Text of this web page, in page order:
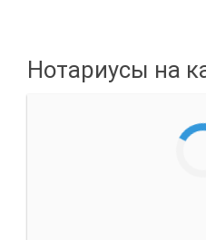
Нотариусы на